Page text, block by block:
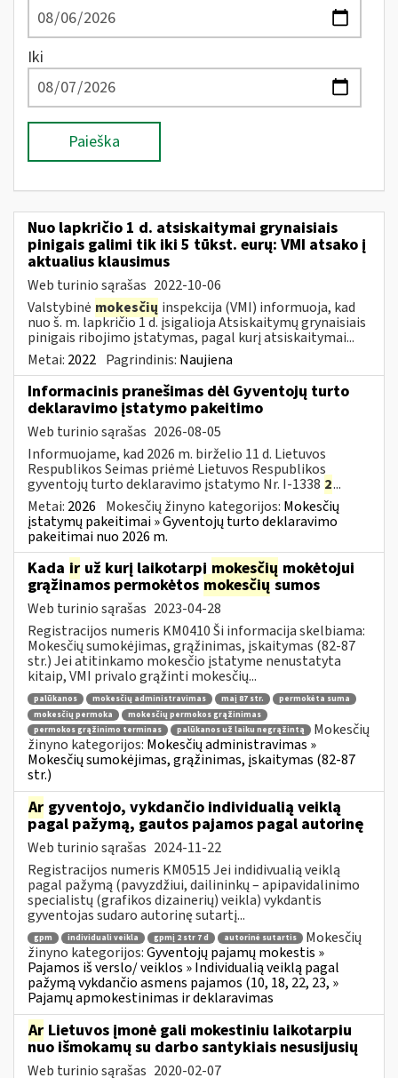
Iki
Paieška
Nuo lapkričio 1 d. atsiskaitymai grynaisiais
pinigais galimi tik iki 5 tūkst. eurų: VMI atsako į
aktualius klausimus
Web turinio sąrašas 2022-10-06
Valstybinė mokesčių inspekcija (VMI) informuoja, kad
nuo š. m. lapkričio 1 d. įsigalioja Atsiskaitymų grynaisiais
pinigais ribojimo įstatymas, pagal kurį atsiskaitymai...
Metai: 2022 Pagrindinis: Naujiena
Informacinis pranešimas dėl Gyventojų turto
deklaravimo įstatymo pakeitimo
Web turinio sąrašas 2026-08-05
Informuojame, kad 2026 m. birželio 11 d. Lietuvos
Respublikos Seimas priėmė Lietuvos Respublikos
gyventojų turto deklaravimo įstatymo Nr. I-1338 2...
Metai: 2026 Mokesčių žinyno kategorijos: Mokesčių
įstatymų pakeitimai » Gyventojų turto deklaravimo
pakeitimai nuo 2026 m.
Kada ir už kurį laikotarpį mokesčių mokėtojui
grąžinamos permokėtos mokesčiųsumos
Web turinio sąrašas 2023-04-28
Registracijos numeris KM0410 Ši informacija skelbiama:
Mokesčių sumokėjimas, grąžinimas, įskaitymas (82-87
str.) Jei atitinkamo mokesčio įstatyme nenustatyta
kitaip, VMI privalo grąžinti mokesčių...
palūkanos mokesčių administravimas maį 87 str.
permokėta suma
mokesčių permoka
mokesčių permokos grąžinimas
permokos grąžinimo terminas
palūkanos už laiku negrąžintą
Mokesčių
žinyno kategorijos: Mokesčių administravimas »
Mokesčių sumokėjimas, grąžinimas, įskaitymas (82-87
str.)
Ar gyventojo, vykdančio individualią veiklą
pagal pažymą, gautos pajamos pagal autorinę
Web turinio sąrašas 2024-11-22
Registracijos numeris KM0515 Jei indidivualią veiklą
pagal pažymą (pavyzdžiui, dailininkų – apipavidalinimo
specialistų (grafikos dizainerių) veikla) vykdantis
gyventojas sudaro autorinę sutartį...
gpm individuali veikla gpmį 2 str 7 d autorinė sutartis
Mokesčių
žinyno kategorijos:Gyventojų pajamų mokestis »
Pajamos iš verslo/ veiklos » Individualią veiklą pagal
pažymą vykdančio asmens pajamos (10, 18, 22, 23, »
Pajamų apmokestinimas ir deklaravimas
Ar Lietuvos įmonė gali mokestiniu laikotarpiu
nuo išmokamų su darbo santykiais nesusijusių
Web turinio sąrašas 2020-02-07